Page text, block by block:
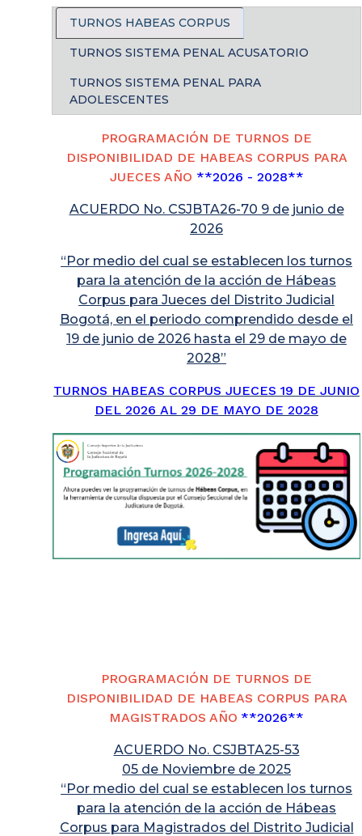
TURNOS HABEAS CORPUS
TURNOS SISTEMA PENAL ACUSATORIO
TURNOS SISTEMA PENAL PARA
ADOLESCENTES
PROGRAMACIÓN DE TURNOS DE
DISPONIBILIDAD DE HABEAS CORPUS PARA
JUECES AÑO **2026 - 2028**
ACUERDO No. CSJBTA26-70 9 de junio de
2026
“Por medio del cual se establecen los turnos
para la atención de la acción de Hábeas
Corpus para Jueces del Distrito Judicial
Bogotá, en el periodo comprendido desde el
19 de junio de 2026 hasta el 29 de mayo de
2028”
TURNOS HABEAS CORPUS JUECES 19 DE JUNIO
DEL 2026 AL 29 DE MAYO DE 2028
PROGRAMACIÓN DE TURNOS DE
DISPONIBILIDAD DE HABEAS CORPUS PARA
MAGISTRADOS AÑO **2026**
ACUERDO No. CSJBTA25-53
05 de Noviembre de 2025
“Por medio del cual se establecen los turnos
para la atención de la acción de Hábeas
Corpus para Magistrados del Distrito Judicial